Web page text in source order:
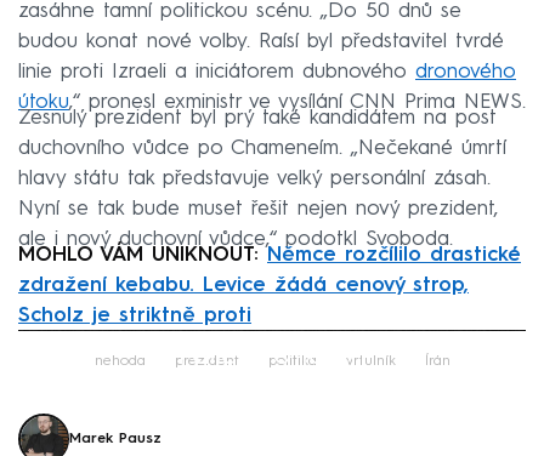
zasáhne tamní politickou scénu. „Do 50 dnů se
budou konat nové volby. Raísí byl představitel tvrdé
linie proti Izraeli a iniciátorem dubnového dronového
útoku,“ pronesl exministr ve vysílání CNN Prima NEWS.
Zesnulý prezident byl prý také kandidátem na post
duchovního vůdce po Chameneím. „Nečekané úmrtí
hlavy státu tak představuje velký personální zásah.
Nyní se tak bude muset řešit nejen nový prezident,
ale i nový duchovní vůdce,“ podotkl Svoboda.
MOHLO VÁM UNIKNOUT: Němce rozčílilo drastické
zdražení kebabu. Levice žádá cenový strop,
Scholz je striktně proti
Failed to fetch
nehoda prezident politika vrtulník Írán
Marek Pausz